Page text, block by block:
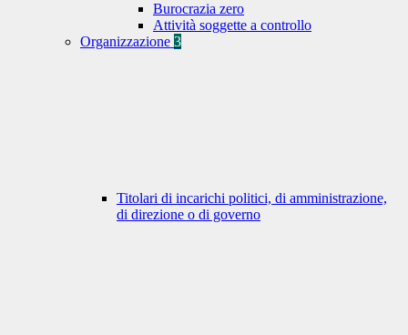
Burocrazia zero
Attività soggette a controllo
Organizzazione 3
Titolari di incarichi politici, di amministrazione,
di direzione o di governo